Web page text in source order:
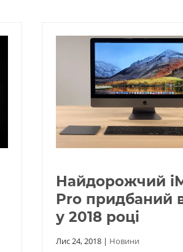
Найдорожчий
Pro придбаний
у 2018 році
Лис 24, 2018| Новини